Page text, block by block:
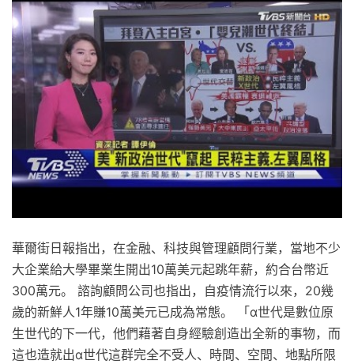
華爾街日報指出，在金融、科技與管理顧問行業，當地不少
大企業給大學畢業生開出10萬美元起跳年薪，約合台幣近
300萬元。 諮詢顧問公司也指出，自疫情流行以來，20幾
歲的新鮮人1年賺10萬美元已成為常態。 「α世代是數位原
生世代的下一代，他們藉著自身經驗創造出全新的事物，而
這也造就出α世代這群完全不受人、時間、空間、地點所限